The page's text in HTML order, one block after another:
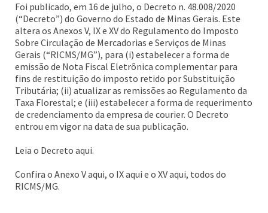
Foi publicado, em 16 de julho, o Decreto n. 48.008/2020
(“Decreto”) do Governo do Estado de Minas Gerais. Este
altera os Anexos V, IX e XV do Regulamento do Imposto
Sobre Circulação de Mercadorias e Serviços de Minas
Gerais (“RICMS/MG”), para (i) estabelecer a forma de
emissão de Nota Fiscal Eletrônica complementar para
fins de restituição do imposto retido por Substituição
Tributária; (ii) atualizar as remissões ao Regulamento da
Taxa Florestal; e (iii) estabelecer a forma de requerimento
de credenciamento da empresa de courier. O Decreto
entrou em vigor na data de sua publicação.
Leia o Decreto aqui.
Confira o Anexo V aqui, o IX aqui e o XV aqui, todos do
RICMS/MG.